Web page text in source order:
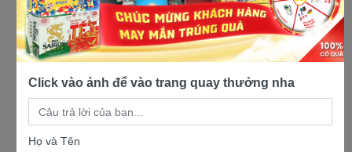
Click vào ảnh để vào trang quay thưởng nha
Họ và Tên